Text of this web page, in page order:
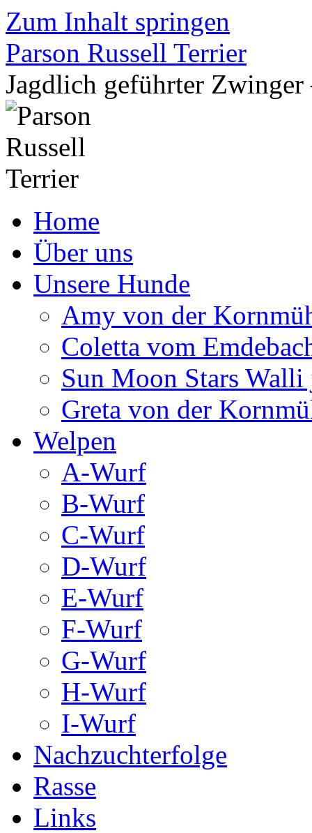
Zum Inhalt springen
Parson Russell Terrier
Jagdlich geführter
Home
Über uns
Unsere Hunde
Amy von der
Coletta vom
Sun Moon Stars
Greta von der
Welpen
A-Wurf
B-Wurf
C-Wurf
D-Wurf
E-Wurf
F-Wurf
G-Wurf
H-Wurf
I-Wurf
Nachzuchterfolge
Rasse
Links